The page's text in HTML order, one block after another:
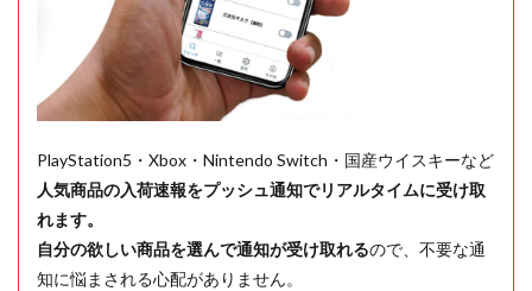
PlayStation5・Xbox・Nintendo Switch・国産ウイスキーなど
人気商品の入荷速報をプッシュ通知でリアルタイムに受け取
れます。
自分の欲しい商品を選んで通知が受け取れるので、不要な通
知に悩まされる心配がありません。